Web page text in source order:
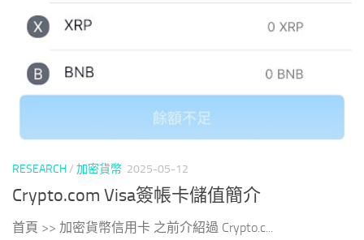
RESEARCH/ 加密貨幣 2025-05-12
Crypto.com Visa簽帳卡儲值簡介
首頁 >> 加密貨幣信用卡 之前介紹過 Crypto.c...